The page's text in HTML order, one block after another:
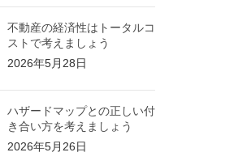
不動産の経済性はトータルコ
ストで考えましょう
2026年5月28日
ハザードマップとの正しい付
き合い方を考えましょう
2026年5月26日